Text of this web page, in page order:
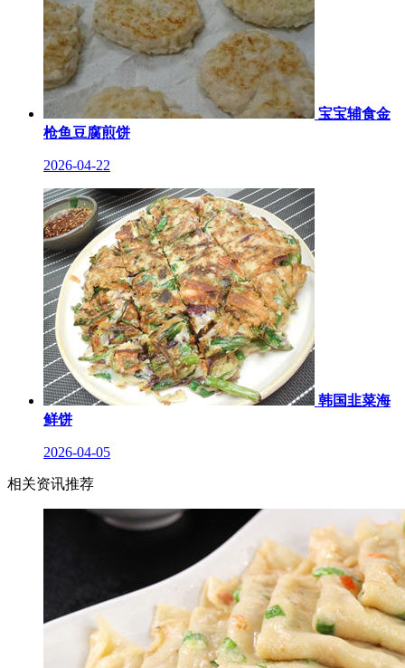
宝宝辅食金
枪鱼豆腐煎饼
2026-04-22
韩国韭菜海
鲜饼
2026-04-05
相关资讯推荐